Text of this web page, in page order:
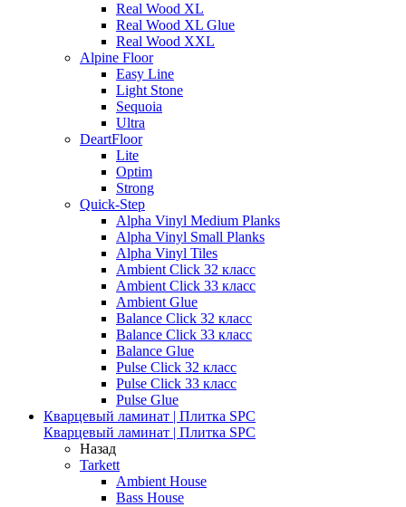
Real Wood XL
Real Wood XL Glue
Real Wood XXL
Alpine Floor
Easy Line
Light Stone
Sequoia
Ultra
DeartFloor
Lite
Optim
Strong
Quick-Step
Alpha Vinyl Medium Planks
Alpha Vinyl Small Planks
Alpha Vinyl Tiles
Ambient Click 32 класс
Ambient Click 33 класс
Ambient Glue
Balance Click 32 класс
Balance Click 33 класс
Balance Glue
Pulse Click 32 класс
Pulse Click 33 класс
Pulse Glue
Кварцевый ламинат | Плитка SPC
Кварцевый ламинат | Плитка SPC
Назад
Tarkett
Ambient House
Bass House